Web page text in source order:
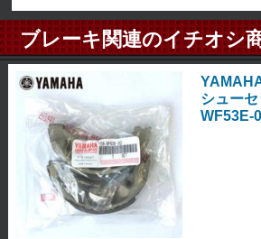
ブレーキ関連のイチオシ
シュー
WF53E-